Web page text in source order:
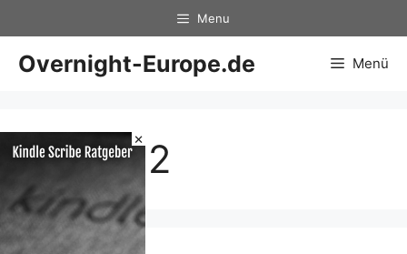
×
Inhalt
springen
Menu
Overnight-Europe.de Menü
1951/52